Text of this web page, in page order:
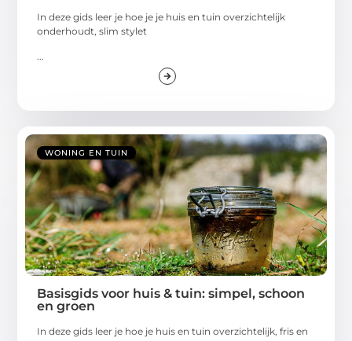
In deze gids leer je hoe je je huis en tuin overzichtelijk
onderhoudt, slim stylet
...
WONING EN TUIN
Basisgids voor huis & tuin: simpel, schoon
en groen
In deze gids leer je hoe je huis en tuin overzichtelijk, fris en